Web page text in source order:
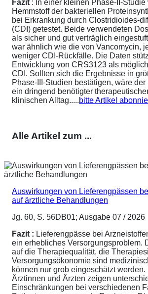
Fazit : In einer kleinen Phase-II-
Hemmstoff der bakteriellen
bei Erkrankung durch Clostridioides-
(CDI) getestet. Beide verwendeten
als sicher und gut verträglich
war ähnlich wie die von Vancomycin,
weniger CDI-Rückfälle. Die Daten
Entwicklung von CRS3123 als
CDI. Sollten sich die Ergebnisse in
Phase-III-Studien bestätigen, wäre
ein dringend benötigter
klinischen Alltag.....bitte Artikel
Alle Artikel zum ...
Auswirkungen von Lieferengpässen
auf ärztliche Behandlungen
Jg. 60, S. 56DB01; Ausgabe 07 / 2026
Fazit : Lieferengpässe bei
ein erhebliches Versorgungsproblem.
auf die Therapiequalität, die
Versorgungsökonomie sind
können nur grob eingeschätzt werden.
Ärztinnen und Ärzten zeigen
Einschränkungen bei verschiedenen